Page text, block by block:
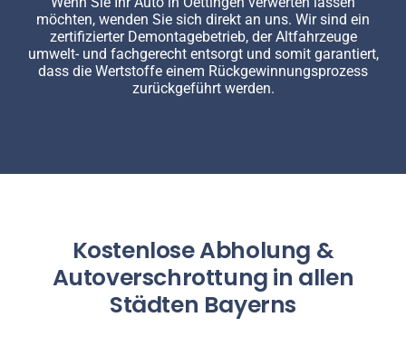
möchten, wenden Sie sich direkt an uns. Wir sind ein
zertifizierter Demontagebetrieb, der Altfahrzeuge
umwelt- und fachgerecht entsorgt und somit garantiert,
dass die Wertstoffe einem Rückgewinnungsprozess
zurückgeführt werden.
Kostenlose Abholung &
Autoverschrottung in allen
Städten Bayerns